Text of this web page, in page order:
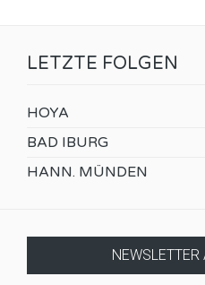
LETZTE FOLGEN
HOYA
BAD IBURG
HANN. MÜNDEN